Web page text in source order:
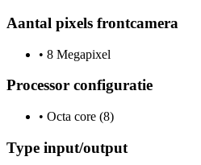
Aantal pixels frontcamera
• 8 Megapixel
Processor configuratie
• Octa core (8)
Type input/output